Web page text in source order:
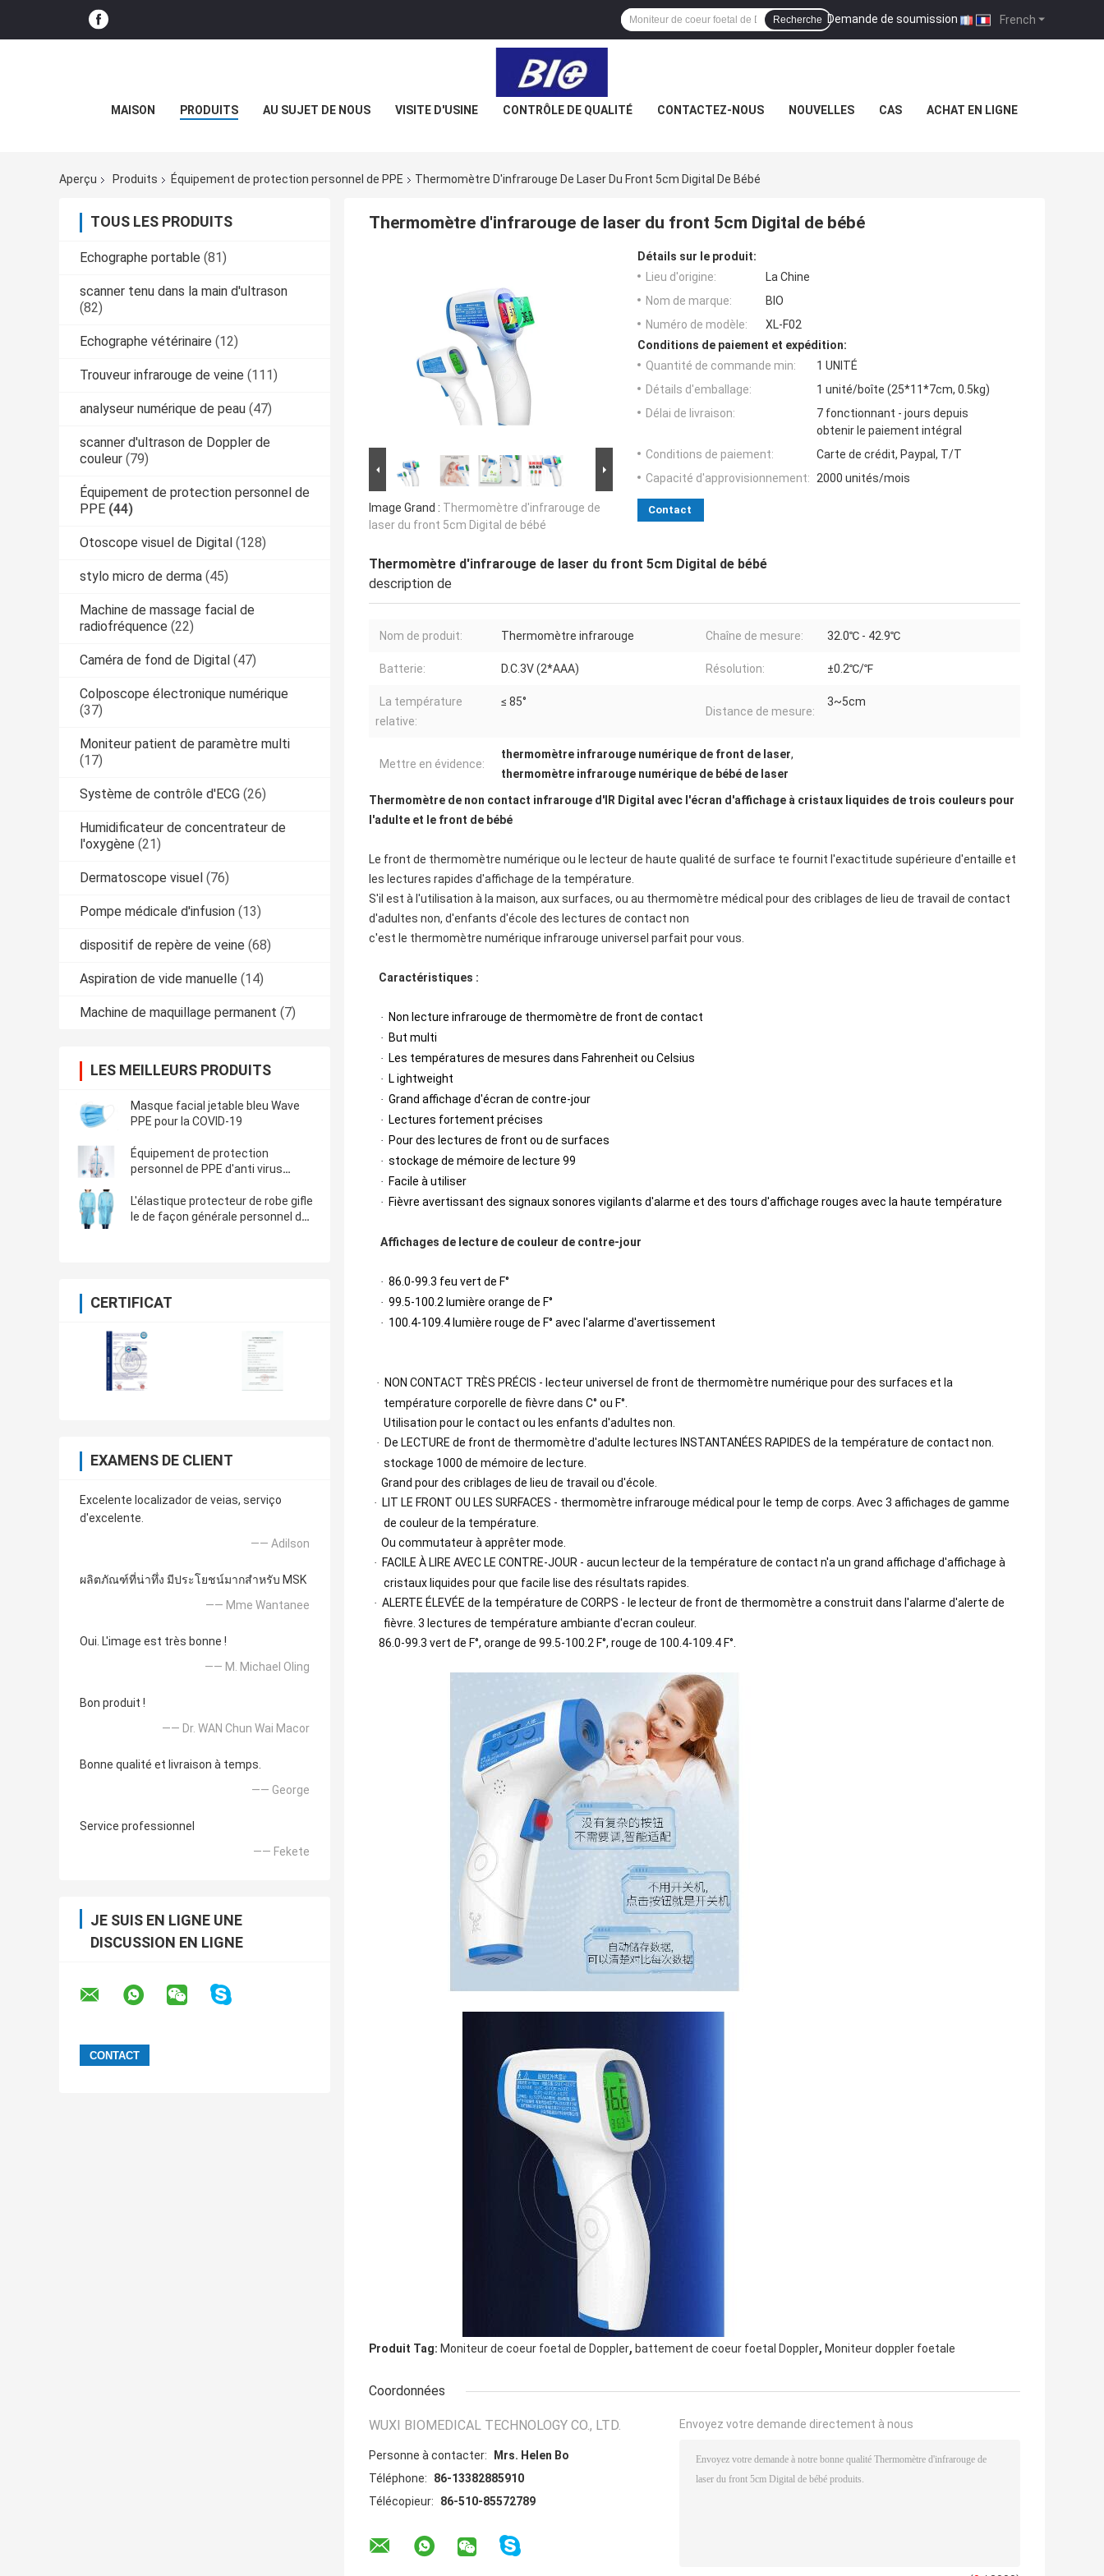
French
Demande de soumission |
Recherche
MAISON PRODUITS AU SUJET DE NOUS VISITE D'USINE CONTRÔLE DE QUALITÉ CONTACTEZ-NOUS NOUVELLES CAS ACHAT EN LIGNE
Aperçu Produits Équipement de protection personnel de PPE Thermomètre D'infrarouge De Laser Du Front 5cm Digital De Bébé
TOUS LES PRODUITS
Echographe portable (81)
scanner tenu dans la main d'ultrason
(82)
Echographe vétérinaire (12)
Trouveur infrarouge de veine (111)
analyseur numérique de peau (47)
scanner d'ultrason de Doppler de
couleur (79)
Équipement de protection personnel de
PPE (44)
Otoscope visuel de Digital (128)
stylo micro de derma (45)
Machine de massage facial de
radiofréquence (22)
Caméra de fond de Digital (47)
Colposcope électronique numérique
(37)
Moniteur patient de paramètre multi
(17)
Système de contrôle d'ECG (26)
Humidificateur de concentrateur de
l'oxygène (21)
Dermatoscope visuel (76)
Pompe médicale d'infusion (13)
dispositif de repère de veine (68)
Aspiration de vide manuelle (14)
Machine de maquillage permanent (7)
LES MEILLEURS PRODUITS
Masque facial jetable bleu Wave
PPE pour la COVID-19
Équipement de protection
personnel de PPE d'anti virus
L'élastique protecteur de robe gifle
le de façon générale personnel de
CERTIFICAT
EXAMENS DE CLIENT
Excelente localizador de veias, serviço
d'excelente.
—— Adilson
ผลิตภัณฑ์ที่น่าทึ่ง มีประโยชน์มากสำหรับ MSK
—— Mme Wantanee
Oui. L'image est très bonne !
—— M. Michael Oling
Bon produit !
—— Dr. WAN Chun Wai Macor
Bonne qualité et livraison à temps.
—— George
Service professionnel
—— Fekete
JE SUIS EN LIGNE UNE
DISCUSSION EN LIGNE
Thermomètre d'infrarouge de laser du front 5cm Digital de bébé
Image Grand : Thermomètre d'infrarouge de
laser du front 5cm Digital de bébé
Détails sur le produit:
Lieu d'origine:
La Chine
Nom de marque:
BIO
Numéro de modèle:
XL-F02
Conditions de paiement et expédition:
Quantité de commande min:
1 UNITÉ
Détails d'emballage:
1 unité/boîte (25*11*7cm, 0.5kg)
Délai de livraison:
7 fonctionnant - jours depuis
obtenir le paiement intégral
Conditions de paiement:
Carte de crédit, Paypal, T/T
Capacité d'approvisionnement: 2000 unités/mois
Contact
Thermomètre d'infrarouge de laser du front 5cm Digital de bébé
description de
Nom de produit: Thermomètre infrarouge Chaîne de mesure: 32.0℃ - 42.9℃
Batterie: D.C.3V (2*AAA) Résolution: ±0.2℃/℉
La température
relative:
≤ 85°
Distance de mesure:
3~5cm
Mettre en évidence:
thermomètre infrarouge numérique de front de laser,
thermomètre infrarouge numérique de bébé de laser
Thermomètre de non contact infrarouge d'IR Digital avec l'écran d'affichage à cristaux liquides de trois couleurs pour
l'adulte et le front de bébé
Le front de thermomètre numérique ou le lecteur de haute qualité de surface te fournit l'exactitude supérieure d'entaille et
les lectures rapides d'affichage de la température.
S'il est à l'utilisation à la maison, aux surfaces, ou au thermomètre médical pour des criblages de lieu de travail de contact
d'adultes non, d'enfants d'école des lectures de contact non
c'est le thermomètre numérique infrarouge universel parfait pour vous.
Caractéristiques :
· Non lecture infrarouge de thermomètre de front de contact
· But multi
· Les températures de mesures dans Fahrenheit ou Celsius
· L ightweight
· Grand affichage d'écran de contre-jour
· Lectures fortement précises
· Pour des lectures de front ou de surfaces
· stockage de mémoire de lecture 99
· Facile à utiliser
· Fièvre avertissant des signaux sonores vigilants d'alarme et des tours d'affichage rouges avec la haute température
Affichages de lecture de couleur de contre-jour
· 86.0-99.3 feu vert de F°
· 99.5-100.2 lumière orange de F°
· 100.4-109.4 lumière rouge de F° avec l'alarme d'avertissement
· NON CONTACT TRÈS PRÉCIS - lecteur universel de front de thermomètre numérique pour des surfaces et la
température corporelle de fièvre dans C° ou F°.
Utilisation pour le contact ou les enfants d'adultes non.
· De LECTURE de front de thermomètre d'adulte lectures INSTANTANÉES RAPIDES de la température de contact non.
stockage 1000 de mémoire de lecture.
Grand pour des criblages de lieu de travail ou d'école.
· LIT LE FRONT OU LES SURFACES - thermomètre infrarouge médical pour le temp de corps. Avec 3 affichages de gamme
de couleur de la température.
Ou commutateur à apprêter mode.
· FACILE À LIRE AVEC LE CONTRE-JOUR - aucun lecteur de la température de contact n'a un grand affichage d'affichage à
cristaux liquides pour que facile lise des résultats rapides.
· ALERTE ÉLEVÉE de la température de CORPS - le lecteur de front de thermomètre a construit dans l'alarme d'alerte de
fièvre. 3 lectures de température ambiante d'ecran couleur.
86.0-99.3 vert de F°, orange de 99.5-100.2 F°, rouge de 100.4-109.4 F°.
Produit Tag: Moniteur de coeur foetal de Doppler, battement de coeur foetal Doppler, Moniteur doppler foetale
Coordonnées
WUXI BIOMEDICAL TECHNOLOGY CO., LTD.
Personne à contacter:
Mrs. Helen Bo
Téléphone:
86-13382885910
Télécopieur:
86-510-85572789
Envoyez votre demande directement à nous